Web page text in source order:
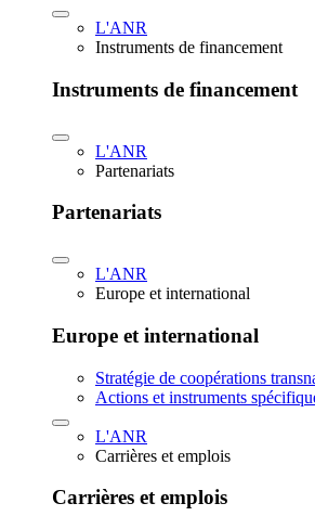
L'ANR
Instruments de financement
Instruments de financement
L'ANR
Partenariats
Partenariats
L'ANR
Europe et international
Europe et international
Stratégie de coopérations
Actions et instruments
L'ANR
Carrières et emplois
Carrières et emplois